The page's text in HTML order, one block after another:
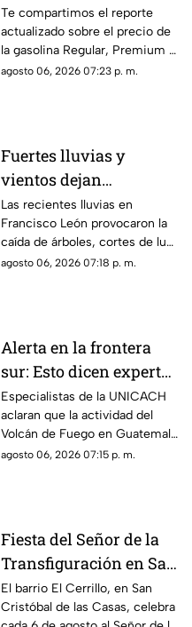
Diésel en Chiapas:
costo por municipio
este viernes 7 de agosto
Te compartimos el reporte
actualizado sobre el precio de
la gasolina Regular, Premium y
Diésel en las estaciones de
agosto 06, 2026 07:23 p. m.
Fuertes lluvias y
vientos dejan
viviendas dañadas en
Francisco León,
Chiapas
Las recientes lluvias en
Francisco León provocaron la
caída de árboles, cortes de luz
y daños en casas de la
agosto 06, 2026 07:18 p. m.
Alerta en la frontera
sur: Esto dicen expertos
sobre el Volcán de
Fuego y la ceniza en
Chiapas
Especialistas de la UNICACH
aclaran que la actividad del
Volcán de Fuego en Guatemala
no representa peligro para
agosto 06, 2026 07:15 p. m.
Fiesta del Señor de la
Transfiguración en San
Cristóbal de las Casas:
Tradición y fe en El
El barrio El Cerrillo, en San
Cristóbal de las Casas, celebra